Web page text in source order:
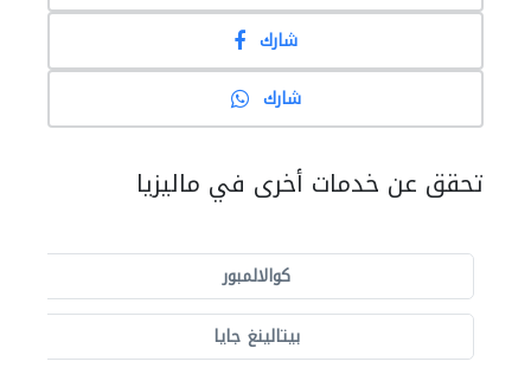
شارك
شارك
تحقق عن خدمات أخرى في ماليزيا
كوالالمبور
بيتالينغ جايا